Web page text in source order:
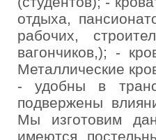
отдыха,
рабочих,
вагончиков,); -
Металлические
- удобны в
подвержены
Мы изготовим
имеются